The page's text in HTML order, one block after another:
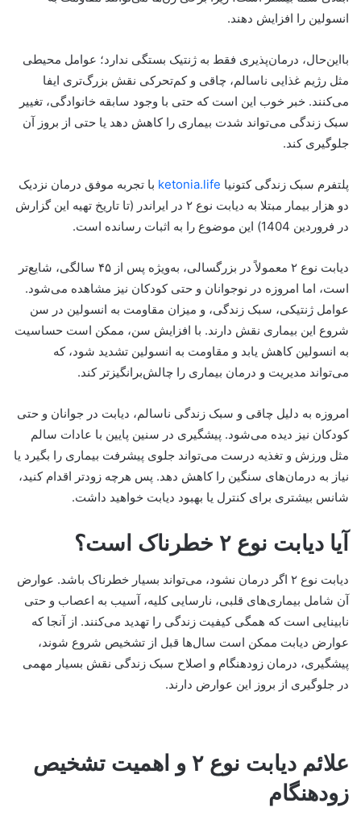
انسولین را افزایش دهند.
بااین‌حال، درمان‌پذیری فقط به ژنتیک بستگی ندارد؛ عوامل محیطی
مثل رژیم غذایی ناسالم، چاقی و کم‌تحرکی نقش بزرگ‌تری ایفا
می‌کنند. خبر خوب این است که حتی با وجود سابقه خانوادگی، تغییر
سبک زندگی می‌تواند شدت بیماری را کاهش دهد یا حتی از بروز آن
جلوگیری کند.
پلتفرم سبک زندگی کتونیا ketonia.life با تجربه موفق درمان نزدیک
دو هزار بیمار مبتلا به دیابت نوع ۲ در ایراندر (تا تاریخ تهیه این گزارش
در فروردین 1404) این موضوع را به اثبات رسانده است.
دیابت نوع ۲ معمولاً در بزرگسالی، به‌ویژه پس از ۴۵ سالگی، شایع‌تر
است، اما امروزه در نوجوانان و حتی کودکان نیز مشاهده می‌شود.
عوامل ژنتیکی، سبک زندگی، و میزان مقاومت به انسولین در سن
شروع این بیماری نقش دارند. با افزایش سن، ممکن است حساسیت
به انسولین کاهش یابد و مقاومت به انسولین تشدید شود، که
می‌تواند مدیریت و درمان بیماری را چالش‌برانگیزتر کند.
امروزه به دلیل چاقی و سبک زندگی ناسالم، دیابت در جوانان و حتی
کودکان نیز دیده می‌شود. پیشگیری در سنین پایین با عادات سالم
مثل ورزش و تغذیه درست می‌تواند جلوی پیشرفت بیماری را بگیرد یا
نیاز به درمان‌های سنگین را کاهش دهد. پس هرچه زودتر اقدام کنید،
شانس بیشتری برای کنترل یا بهبود دیابت خواهید داشت.
آیا دیابت نوع ۲ خطرناک است؟
دیابت نوع ۲ اگر درمان نشود، می‌تواند بسیار خطرناک باشد. عوارض
آن شامل بیماری‌های قلبی، نارسایی کلیه، آسیب به اعصاب و حتی
نابینایی است که همگی کیفیت زندگی را تهدید می‌کنند. از آنجا که
عوارض دیابت ممکن است سال‌ها قبل از تشخیص شروع شوند،
پیشگیری، درمان زودهنگام و اصلاح سبک زندگی نقش بسیار مهمی
در جلوگیری از بروز این عوارض دارند.
علائم دیابت نوع ۲ و اهمیت تشخیص
زودهنگام